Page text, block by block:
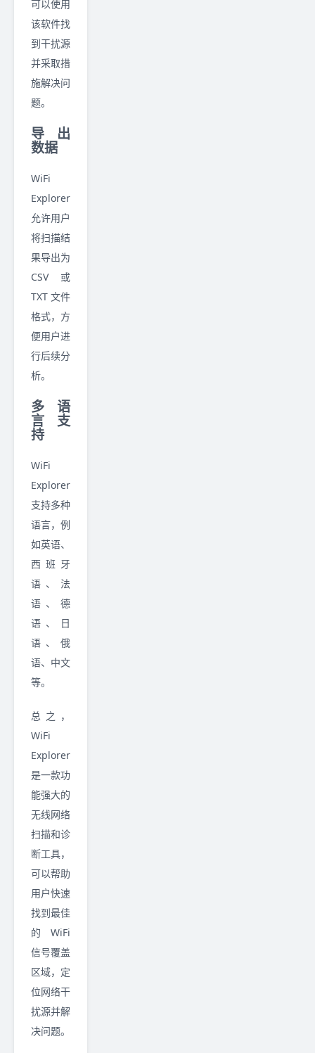
可以使用
该软件找
到干扰源
并采取措
施解决问
题。
导出
数据
WiFi
Explorer
允许用户
将扫描结
果导出为
CSV 或
TXT 文件
格式，方
便用户进
行后续分
析。
多语
言支
持
WiFi
Explorer
支持多种
语言，例
如英语、
西班牙
语、法
语、德
语、日
语、俄
语、中文
等。
总之，
WiFi
Explorer
是一款功
能强大的
无线网络
扫描和诊
断工具，
可以帮助
用户快速
找到最佳
的 WiFi
信号覆盖
区域，定
位网络干
扰源并解
决问题。